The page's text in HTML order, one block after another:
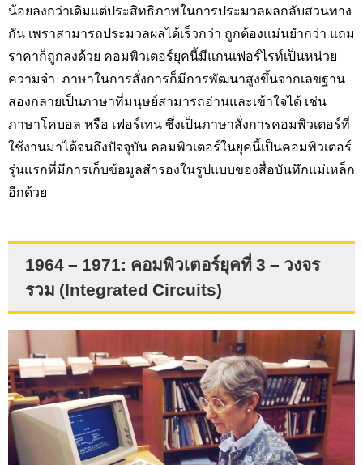
น้อยลงกว่าเดิมแต่ประสิทธิภาพในการประมวลผลกลับสวนทาง
กัน เพราสามารถประมวลผลได้เร็วกว่า ถูกต้องแม่นยำกว่า แถม
ราคาก็ถูกลงด้วย คอมพิวเตอร์ยุคนี้มีแกนเฟอร์ไรท์เป็นหน่วย
ความจำ ภาษาในการสั่งการก็มีการพัฒนาสูงขึ้นจากเลขฐาน
สองกลายเป็นภาษาที่มนุษย์สามารถอ่านและเข้าใจได้ เช่น
ภาษาโคบอล หรือ เฟอร์เทน ซึ่งเป็นภาษาสั่งการคอมพิวเตอร์ที่
ใช้งานมาได้จนถึงปัจจุบัน คอมพิวเตอร์ในยุคนี้เป็นคอมพิวเตอร์
รุ่นแรกที่มีการเก็บข้อมูลสำรองในรูปแบบของสื่อบันทึกแม่เหล็ก
อีกด้วย
1964 – 1971: คอมพิวเตอร์ยุคที่ 3 – วงจร
รวม (Integrated Circuits)